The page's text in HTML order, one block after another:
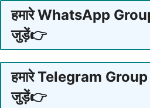
हमारे WhatsApp
जुड़ें👉
हमारे Telegram Group
जुड़ें👉